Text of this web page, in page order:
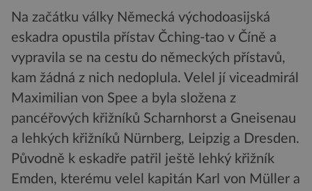
Na začátku války Německá východoasijská
eskadra opustila přístav Čching-tao v Číně a
vypravila se na cestu do německých přístavů,
kam žádná z nich nedoplula. Velel jí viceadmirál
Maximilian von Spee a byla složena z
pancéřových křižníků Scharnhorst a Gneisenau
a lehkých křižníků Nürnberg, Leipzig a Dresden.
Původně k eskadře patřil ještě lehký křižník
Emden, kterému velel kapitán Karl von Müller a